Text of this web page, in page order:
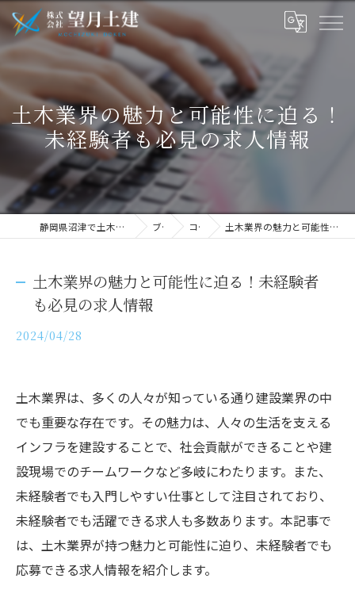
土木業界の魅力と可能性に迫る！
未経験者も必見の求人情報
静岡県沼津で土木の求人なら株式会社望月土建 ブログ コラム 土木業界の魅力と可能性に迫る！未経験者も必見の求人情報
土木業界の魅力と可能性に迫る！未経験者
も必見の求人情報
2024/04/28
土木業界は、多くの人々が知っている通り建設業界の中
でも重要な存在です。その魅力は、人々の生活を支える
インフラを建設することで、社会貢献ができることや建
設現場でのチームワークなど多岐にわたります。また、
未経験者でも入門しやすい仕事として注目されており、
未経験者でも活躍できる求人も多数あります。本記事で
は、土木業界が持つ魅力と可能性に迫り、未経験者でも
応募できる求人情報を紹介します。